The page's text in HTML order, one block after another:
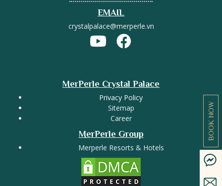
EMAIL
crystalpalace@merperle.vn
MerPerle Crystal Palace
Privacy Policy
Sitemap
Career
MerPerle Group
Merperle Resorts & Hotels
BOOK NOW